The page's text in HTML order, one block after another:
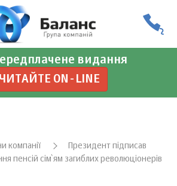
видання
ЧИТАЙТЕ ON-LINE
компанії
Президент підписав
пенсій сім`ям загиблих революціонерів